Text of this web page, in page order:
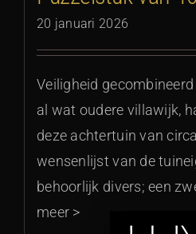
20 januari 2026
Veiligheid
al wat oudere villawijk,
deze achtertuin van
wensenlijst van de
behoorlijk divers; een
meer >